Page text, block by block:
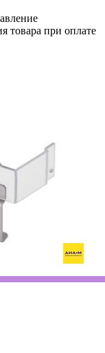
товара при оплате